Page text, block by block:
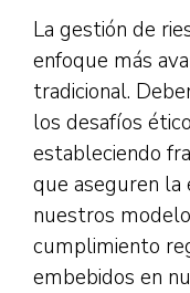
La gestión de
enfoque más
tradicional.
los desafíos
estableciendo
que aseguren la
nuestros
cumplimiento
embebidos en